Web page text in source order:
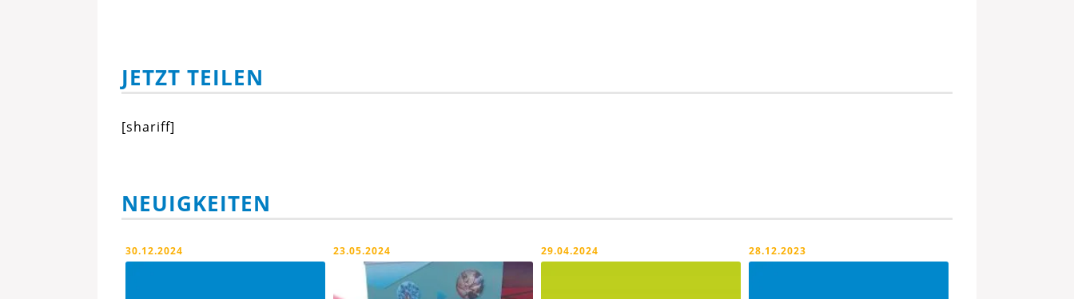
JETZT TEILEN
[shariff]
NEUIGKEITEN
30.12.2024 23.05.2024 29.04.2024 28.12.2023